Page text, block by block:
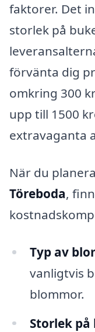
faktorer. Det
storlek på
förvänta dig
omkring 300
upp till 1500
extravaganta
När du
Töreboda,
Typ av
vanligtvis
blommor.
Storlek